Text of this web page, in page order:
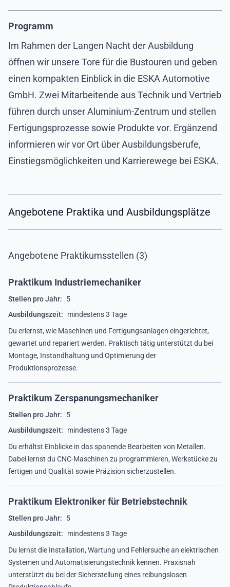
Programm
Im Rahmen der Langen Nacht der Ausbildung
öffnen wir unsere Tore für die Bustouren und geben
einen kompakten Einblick in die ESKA Automotive
GmbH. Zwei Mitarbeitende aus Technik und Vertrieb
führen durch unser Aluminium-Zentrum und stellen
Fertigungsprozesse sowie Produkte vor. Ergänzend
informieren wir vor Ort über Ausbildungsberufe,
Einstiegsmöglichkeiten und Karrierewege bei ESKA.
Angebotene Praktika und Ausbildungsplätze
Angebotene Praktikumsstellen (3)
Praktikum Industriemechaniker
Stellen pro Jahr:
5
Ausbildungszeit:
mindestens 3 Tage
Du erlernst, wie Maschinen und Fertigungsanlagen eingerichtet,
gewartet und repariert werden. Praktisch tätig unterstützt du bei
Montage, Instandhaltung und Optimierung der
Produktionsprozesse.
Praktikum Zerspanungsmechaniker
Stellen pro Jahr:
5
Ausbildungszeit:
mindestens 3 Tage
Du erhältst Einblicke in das spanende Bearbeiten von Metallen.
Dabei lernst du CNC-Maschinen zu programmieren, Werkstücke zu
fertigen und Qualität sowie Präzision sicherzustellen.
Praktikum Elektroniker für Betriebstechnik
Stellen pro Jahr:
5
Ausbildungszeit:
mindestens 3 Tage
Du lernst die Installation, Wartung und Fehlersuche an elektrischen
Systemen und Automatisierungstechnik kennen. Praxisnah
unterstützt du bei der Sicherstellung eines reibungslosen